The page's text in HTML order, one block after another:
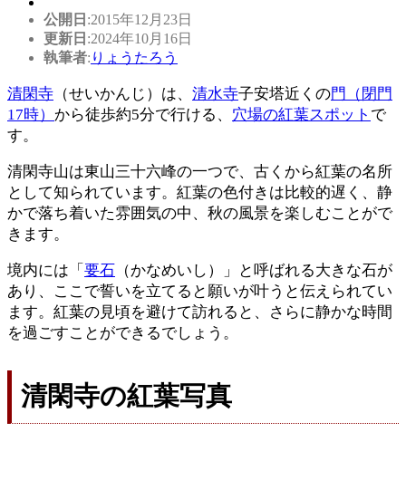
公開日 :2015年12月23日
更新日 :2024年10月16日
執筆者: りょうたろう
清閑寺 （せいかんじ）は、 清水寺子安塔近くの門（閉門
17時） から徒歩約5分で行ける、 穴場の紅葉スポット で
す。
清閑寺山は東山三十六峰の一つで、古くから紅葉の名所
として知られています。紅葉の色付きは比較的遅く、静
かで落ち着いた雰囲気の中、秋の風景を楽しむことがで
きます。
境内には「 要石
（かなめいし）」と呼ばれる大きな石が
あり、ここで誓いを立てると願いが叶うと伝えられてい
ます。紅葉の見頃を避けて訪れると、さらに静かな時間
を過ごすことができるでしょう。
清閑寺の紅葉写真